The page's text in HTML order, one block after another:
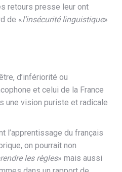
retours presse leur ont
de «l’insécurité linguistique»
d’infériorité ou
et celui de la France
une vision puriste et radicale
l’apprentissage du français
on pourrait non
les règles» mais aussi